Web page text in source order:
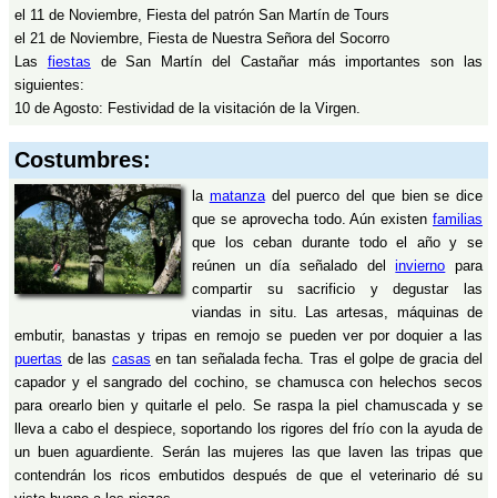
el 11 de Noviembre, Fiesta del patrón San Martín de Tours
el 21 de Noviembre, Fiesta de Nuestra Señora del Socorro
Las fiestas de San Martín del Castañar más importantes son las
siguientes:
10 de Agosto: Festividad de la visitación de la Virgen.
Costumbres:
la matanzadel puerco del que bien se dice
que se aprovecha todo. Aún existen familias
que los ceban durante todo el año y se
reúnen un día señalado delinvierno para
compartir su sacrificio y degustar las
viandas in situ. Las artesas, máquinas de
embutir, banastas y tripas en remojo se pueden ver por doquier a las
puertas de las casas en tan señalada fecha. Tras el golpe de gracia del
capador y el sangrado del cochino, se chamusca con helechos secos
para orearlo bien y quitarle el pelo. Se raspa la piel chamuscada y se
lleva a cabo el despiece, soportando los rigores del frío con la ayuda de
un buen aguardiente. Serán las mujeres las que laven las tripas que
contendrán los ricos embutidos después de que el veterinario dé su